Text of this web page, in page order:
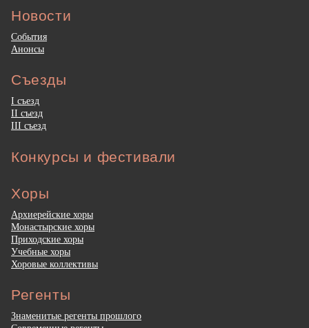
Новости
События
Анонсы
Съезды
I съезд
II съезд
III съезд
Конкурсы и фестивали
Хоры
Архиерейские хоры
Монастырские хоры
Приходские хоры
Учебные хоры
Хоровые коллективы
Регенты
Знаменитые регенты прошлого